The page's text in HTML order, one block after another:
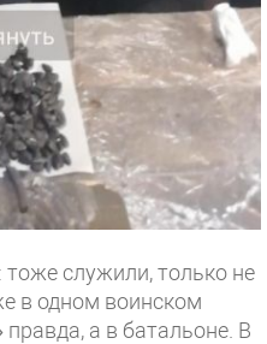
служили, только не
в одном воинском
правда, а в батальоне. В